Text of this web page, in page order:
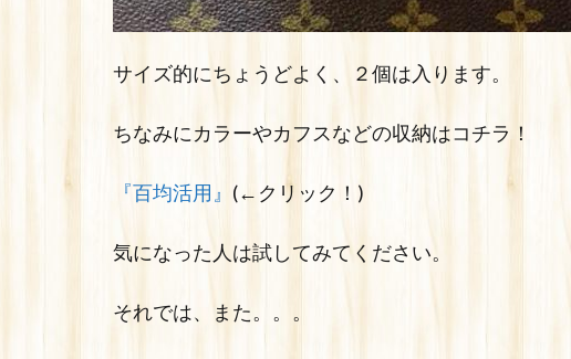
サイズ的にちょうどよく、２個は入ります。
ちなみにカラーやカフスなどの収納はコチラ！
『百均活用』 (←クリック！)
気になった人は試してみてください。
それでは、また。。。